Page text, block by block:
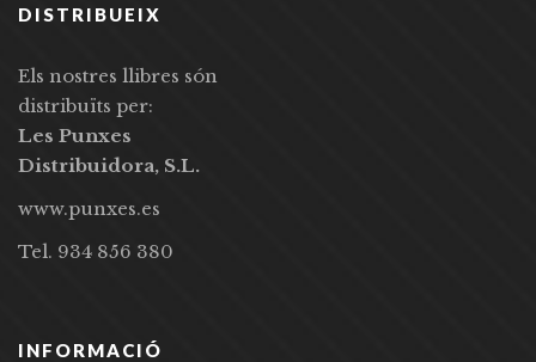
DISTRIBUEIX
Els nostres llibres són
distribuïts per:
Les Punxes
Distribuidora, S.L.
www.punxes.es
Tel. 934 856 380
INFORMACIÓ